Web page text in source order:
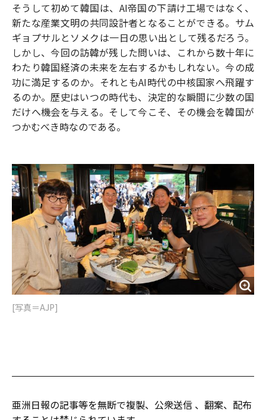
そうして初めて韓国は、AI帝国の下請け工場ではなく、
新たな産業文明の共同設計者となることができる。サム
ギョプサルとソメクは一日の思い出として残るだろう。
しかし、今回の訪韓が残した問いは、これから数十年に
わたり韓国経済の未来を左右するかもしれない。今の成
功に満足するのか。それともAI時代の中核国家へ飛躍す
るのか。歴史はいつの時代も、決定的な瞬間に少数の国
だけへ機会を与える。そして今こそ、その機会を韓国が
つかむべき時なのである。
[写真＝AJP]
亜洲日報の記事等を無断で複製、公衆送信 、翻案、配布